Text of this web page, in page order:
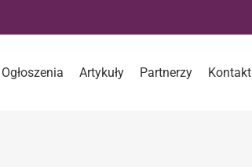
Ogłoszenia Artykuły Partnerzy Kontakt